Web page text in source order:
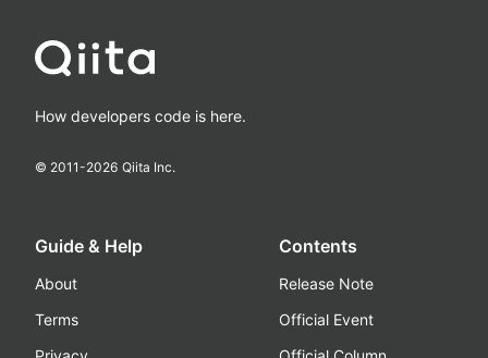
How developers code is here.
© 2011-2026 Qiita Inc.
Guide & Help
About
Terms
Contents
Release Note
Official Event